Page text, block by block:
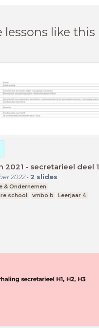
lessons like this
2021 - secretarieel deel 1
2022- 2 slides
& Ondernemen
school
vmbo b Leerjaar 4